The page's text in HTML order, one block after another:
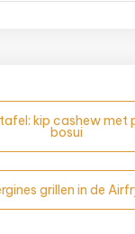
kip cashew met
bosui
grillen in de